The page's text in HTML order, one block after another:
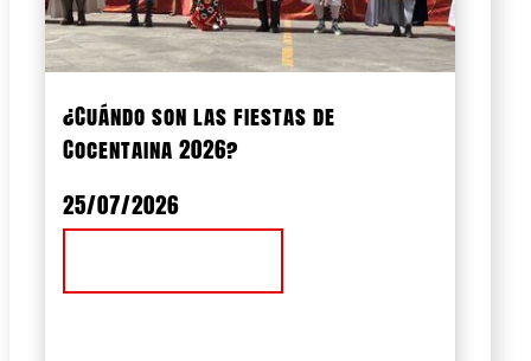
¿Cuándo son las fiestas de
Cocentaina 2026?
25/07/2026